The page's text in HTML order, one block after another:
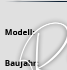
Modell:
Baujahr: